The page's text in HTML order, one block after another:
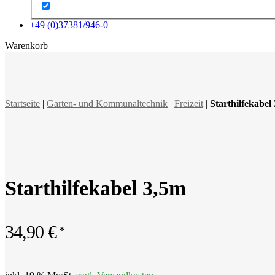
+49 (0)37381/946-0
Warenkorbx
Startseite | Garten- und Kommunaltechnik | Freizeit | Starthilfekabel
Starthilfekabel 3,5m
34,90 €